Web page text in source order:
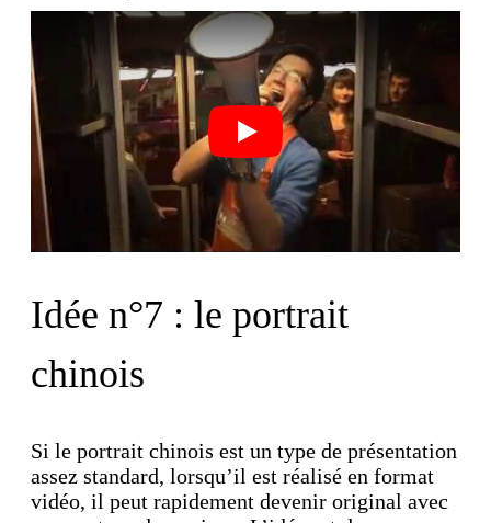
Play
Idée n°7 : le portrait
chinois
Si le portrait chinois est un type de présentation
assez standard, lorsqu’il est réalisé en format
vidéo, il peut rapidement devenir original avec